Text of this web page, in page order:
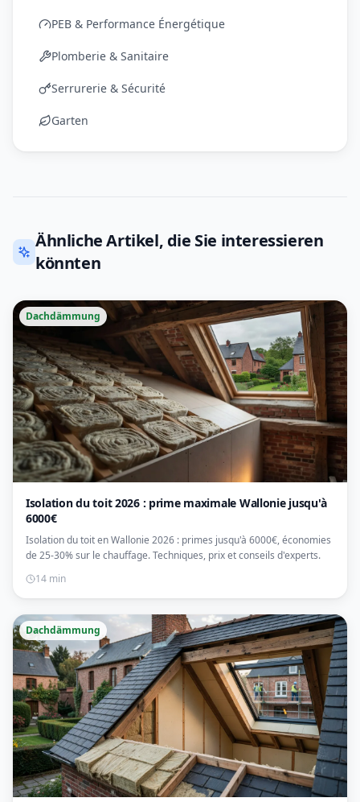
PEB & Performance Énergétique
Plomberie & Sanitaire
Serrurerie & Sécurité
Garten
Ähnliche Artikel, die Sie interessieren
könnten
Dachdämmung
Isolation du toit 2026 : prime maximale Wallonie jusqu'à
6000€
Isolation du toit en Wallonie 2026 : primes jusqu'à 6000€, économies
de 25-30% sur le chauffage. Techniques, prix et conseils d'experts.
14 min
Dachdämmung